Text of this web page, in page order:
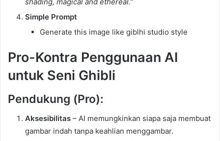
Simple Prompt
Generate this image like giblhi studio style
Pro-Kontra Penggunaan AI
untuk Seni Ghibli
Pendukung (Pro):
Aksesibilitas – AI memungkinkan siapa saja membuat
gambar indah tanpa keahlian menggambar.